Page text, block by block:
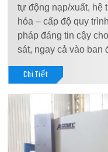
tự động nạp/xuất, hệ
hóa – cấp độ quy
pháp đáng tin cậy
sát, ngay cả vào ban
Chi Tiết